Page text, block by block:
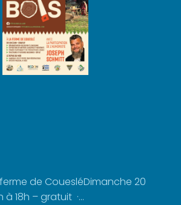
ferme de CouesléDimanche 20
18h – gratuit ·...